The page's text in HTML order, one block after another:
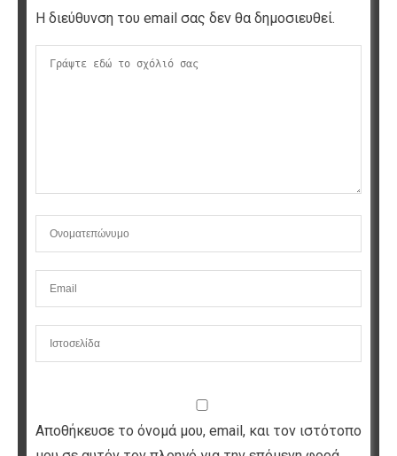
Η διεύθυνση του email σας δεν θα δημοσιευθεί.
Αποθήκευσε το όνομά μου, email, και τον ιστότοπο